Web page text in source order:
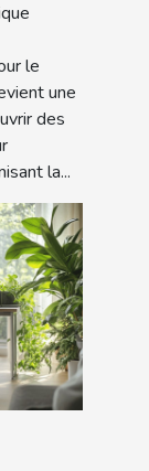
le
une
des
la...